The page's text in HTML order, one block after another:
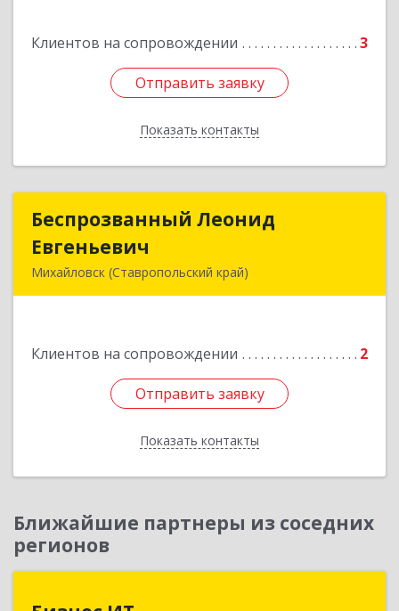
Клиентов на сопровождении 3
Отправить заявку
Показать контакты
Подробнее
Отправить заявку
Назад
Беспрозванный Леонид
Евгеньевич
Михайловск (Ставропольский край)
Клиентов на сопровождении 2
Отправить заявку
Показать контакты
Беспрозванный Леонид
Отправить заявку
Назад
Ближайшие партнеры из соседних
регионов